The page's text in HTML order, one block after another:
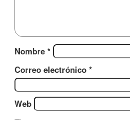
Nombre *
Correo electrónico *
Web